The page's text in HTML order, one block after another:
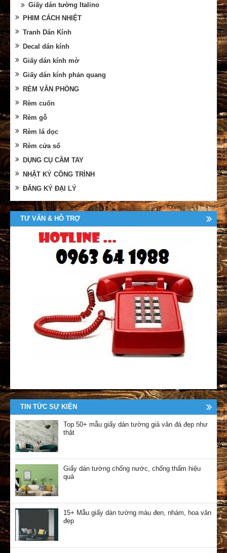
Giấy dán tường Italino
PHIM CÁCH NHIỆT
Tranh Dán Kính
Decal dán kính
Giấy dán kính mờ
Giấy dán kính phản quang
RÈM VĂN PHÒNG
Rèm cuốn
Rèm gỗ
Rèm lá dọc
Rèm cửa sổ
DỤNG CỤ CẦM TAY
NHẬT KÝ CÔNG TRÌNH
ĐĂNG KÝ ĐẠI LÝ
TƯ VẤN & HỖ TRỢ
TIN TỨC SỰ KIỆN
Top 50+ mẫu giấy dán tường giả vân đá đẹp như
thật
Giấy dán tường chống nước, chống thấm hiệu
quả
15+ Mẫu giấy dán tường màu đen, nhám, hoa văn
đẹp